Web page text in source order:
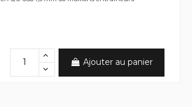
Ajouter au panier